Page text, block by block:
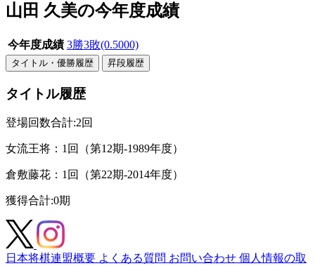
山田 久美の今年度成績
今年度成績 3勝3敗(0.5000)
タイトル・優勝履歴 昇段履歴
タイトル履歴
登場回数合計:2回
女流王将：1回（第12期-1989年度）
倉敷藤花：1回（第22期-2014年度）
獲得合計:0期
日本将棋連盟概要 よくある質問 お問い合わせ 個人情報の取